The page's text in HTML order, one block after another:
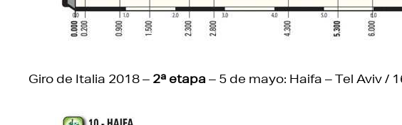
Giro de Italia 2018 – 2ª etapa – 5 de mayo: Haifa – Tel Aviv /